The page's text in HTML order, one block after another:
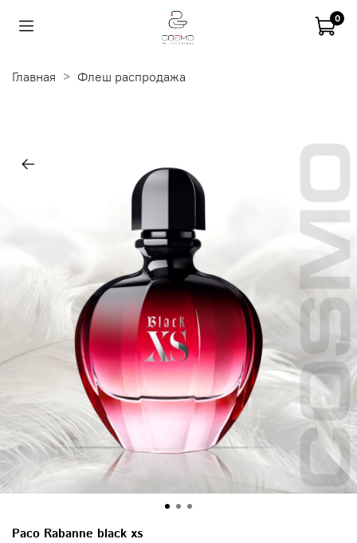
0
Главная Флеш распродажа
Paco Rabanne black xs